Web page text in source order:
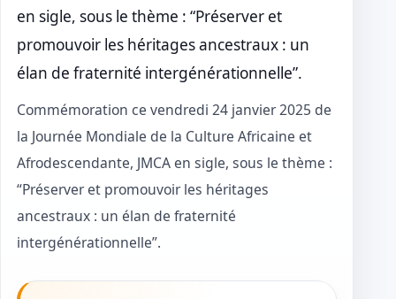
en sigle, sous le thème : “Préserver et
promouvoir les héritages ancestraux : un
élan de fraternité intergénérationnelle”.
Commémoration ce vendredi 24 janvier 2025 de
la Journée Mondiale de la Culture Africaine et
Afrodescendante, JMCA en sigle, sous le thème :
“Préserver et promouvoir les héritages
ancestraux : un élan de fraternité
intergénérationnelle”.